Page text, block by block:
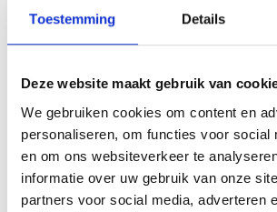
Toestemming Details
Deze website maakt gebruik van
We gebruiken cookies om content en
personaliseren, om functies voor social
en om ons websiteverkeer te
informatie over uw gebruik van onze
partners voor social media, adverteren